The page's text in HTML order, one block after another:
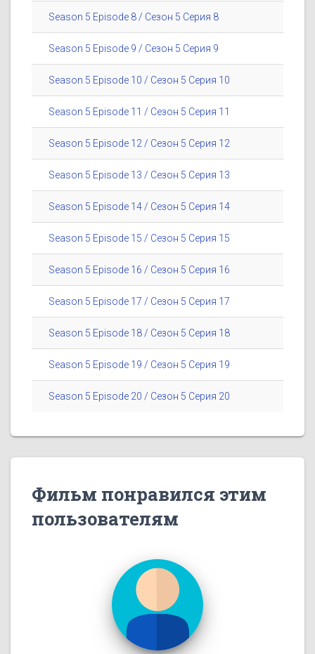
Season 5 Episode 8 / Сезон 5 Серия 8
Season 5 Episode 9 / Сезон 5 Серия 9
Season 5 Episode 10 / Сезон 5 Серия 10
Season 5 Episode 11 / Сезон 5 Серия 11
Season 5 Episode 12 / Сезон 5 Серия 12
Season 5 Episode 13 / Сезон 5 Серия 13
Season 5 Episode 14 / Сезон 5 Серия 14
Season 5 Episode 15 / Сезон 5 Серия 15
Season 5 Episode 16 / Сезон 5 Серия 16
Season 5 Episode 17 / Сезон 5 Серия 17
Season 5 Episode 18 / Сезон 5 Серия 18
Season 5 Episode 19 / Сезон 5 Серия 19
Season 5 Episode 20 / Сезон 5 Серия 20
Фильм понравился этим
пользователям